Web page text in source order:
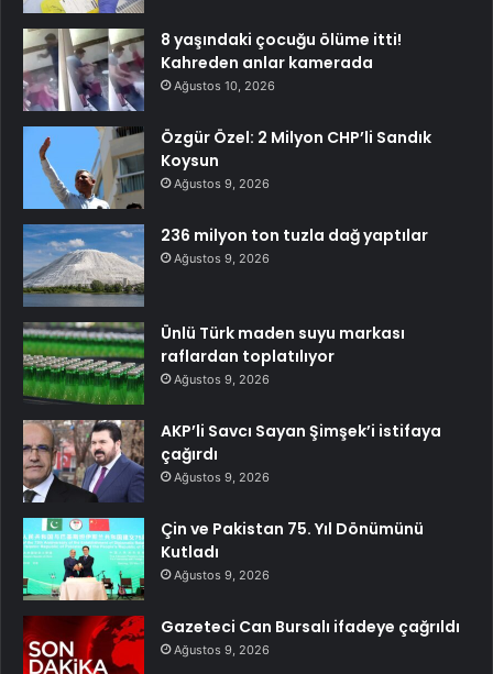
8 yaşındaki çocuğu ölüme itti!
Kahreden anlar kamerada
Ağustos 10, 2026
Özgür Özel: 2 Milyon CHP’li Sandık
Koysun
Ağustos 9, 2026
236 milyon ton tuzla dağ yaptılar
Ağustos 9, 2026
Ünlü Türk maden suyu markası
raflardan toplatılıyor
Ağustos 9, 2026
AKP’li Savcı Sayan Şimşek’i istifaya
çağırdı
Ağustos 9, 2026
Çin ve Pakistan 75. Yıl Dönümünü
Kutladı
Ağustos 9, 2026
Gazeteci Can Bursalı ifadeye çağrıldı
Ağustos 9, 2026